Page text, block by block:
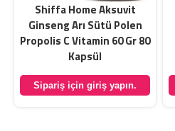
Shiffa Home Aksuvit
Ginseng Arı Sütü Polen
Propolis C Vitamin 60 Gr 80
Kapsül
Sipariş için giriş yapın.